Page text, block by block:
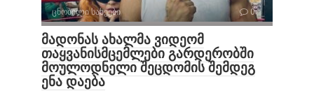
ცნობილი სახეები 0
მადონას ახალმა ვიდეომ
თაყვანისმცემლები გარდერობში
მოულოდნელი შეცდომის შემდეგ
ენა დაება